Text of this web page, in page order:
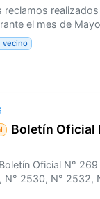
el mes de
vecino
Boletín Oficial
Oficial N°
N° 2530, N° 2532,